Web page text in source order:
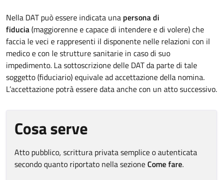
Nella DAT può essere indicata una persona di
fiducia(maggiorenne e capace di intendere e di volere) che
faccia le veci e rappresenti il disponente nelle relazioni con il
medico e con le strutture sanitarie in caso di suo
impedimento. La sottoscrizione delle DAT da parte di tale
soggetto (fiduciario) equivale ad accettazione della nomina.
L’accettazione potrà essere data anche con un atto successivo.
Cosa serve
Atto pubblico, scrittura privata semplice o autenticata
secondo quanto riportato nella sezioneCome fare.